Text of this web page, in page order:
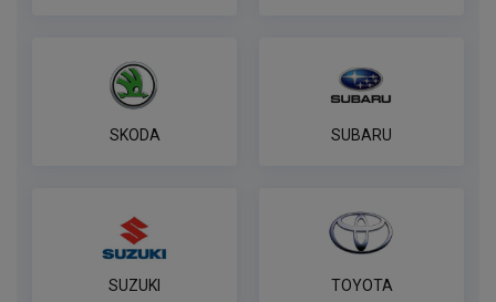
ПОД ЗАКАЗ ОТ 14 ДНЕЙ
по запросу
SKODA SUBARU
SUZUKI TOYOTA